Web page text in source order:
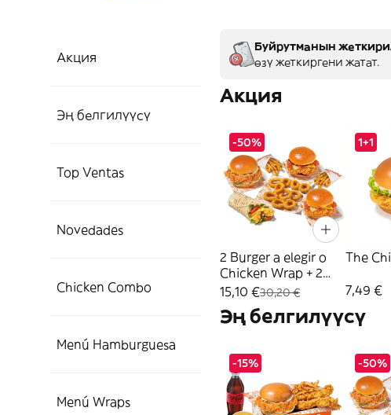
Акция
Эң белгилүүсү
Top Ventas
Novedades
Chicken Combo
Menú Hamburguesa
Menú Wraps
Буйрутманын
өзү жеткиргени жатат.
Акция
-50%
2 Burger a elegir o
Chicken Wrap + 2
Patatas + 10 Aros
15,10 €30,20 €
1+1
The
7,49 €
Эң белгилүүсү
-15% -50%